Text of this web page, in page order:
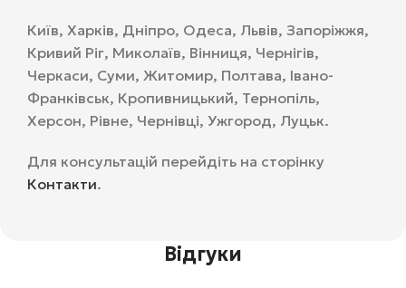
Київ, Харків, Дніпро, Одеса, Львів, Запоріжжя,
Кривий Ріг, Миколаїв, Вінниця, Чернігів,
Черкаси, Суми, Житомир, Полтава, Івано-
Франківськ, Кропивницький, Тернопіль,
Херсон, Рівне, Чернівці, Ужгород, Луцьк.
Для консультацій перейдіть на сторінку
Контакти.
Відгуки